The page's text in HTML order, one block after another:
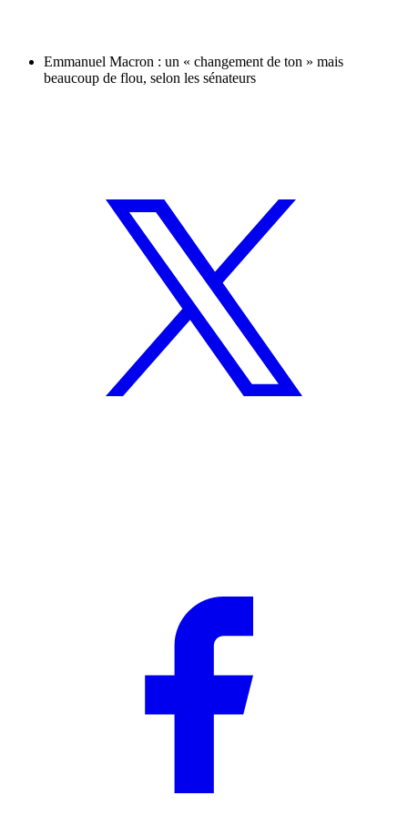
Emmanuel Macron : un « changement de ton » mais
beaucoup de flou, selon les sénateurs